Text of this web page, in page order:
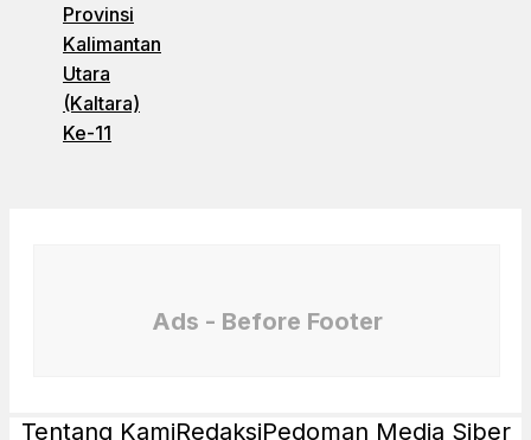
Provinsi
Kalimantan
Utara
(Kaltara)
Ke-11
Ads - Before Footer
Tentang KamiRedaksiPedoman Media Siber